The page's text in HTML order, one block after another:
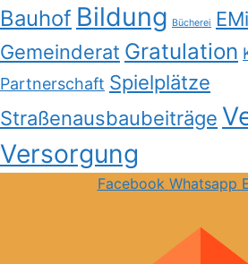
Bauhof Bildung Bücherei
Gemeinderat Gratulation
Partnerschaft Spielplätze
Straßenausbaubeiträge
Versorgung
Facebook Whatsapp